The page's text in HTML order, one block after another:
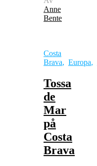
Anne
Bente
Costa
Brava, Europa,
Tossa
de
Mar
på
Costa
Brava